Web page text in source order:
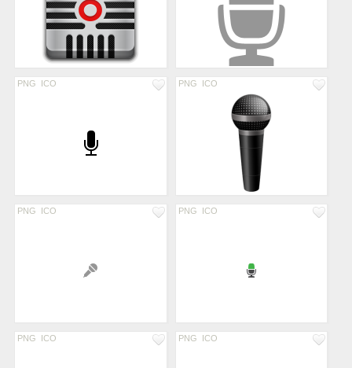
PNG ICO PNG ICO
PNG ICO PNG ICO
PNG ICO PNG ICO